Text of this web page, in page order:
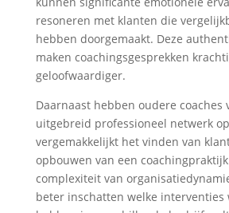
resoneren met klanten die
hebben doorgemaakt. Deze
maken coachingsgesprekken
geloofwaardiger.
Daarnaast hebben oudere coaches
uitgebreid professioneel netwerk
vergemakkelijkt het vinden van
opbouwen van een
complexiteit van
beter inschatten welke interventies